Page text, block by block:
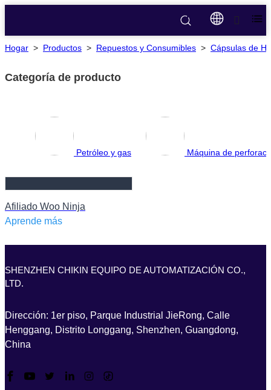
Hogar > Productos > Repuestos y Consumibles > Cápsulas de
Categoría de producto
Petróleo y gas Máquina de
Afiliado Woo Ninja
Aprende más
SHENZHEN CHIKIN EQUIPO DE AUTOMATIZACIÓN CO.,
LTD.
Dirección: 1er piso, Parque Industrial JieRong, Calle
Henggang, Distrito Longgang, Shenzhen, Guangdong,
China